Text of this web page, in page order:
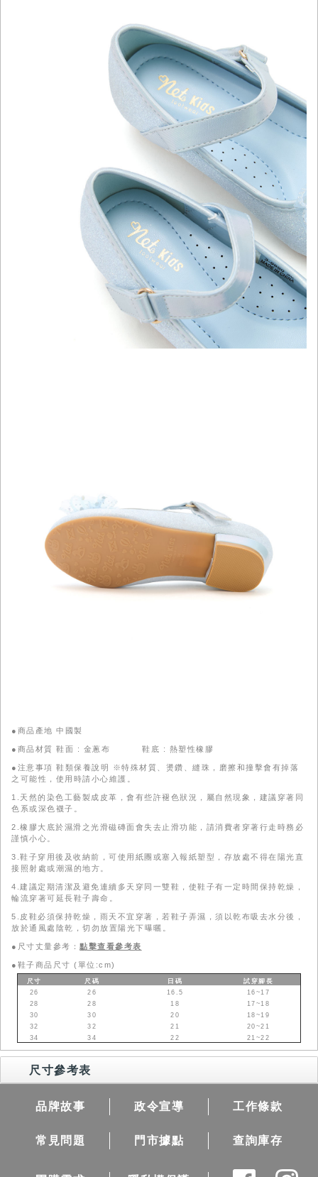
●商品產地 中國製
●商品材質 鞋面 : 金蔥布 鞋底 : 熱塑性橡膠
●注意事項 鞋類保養說明 ※特殊材質、燙鑽、縫珠，磨擦和撞擊會有掉落
之可能性，使用時請小心維護。
1.天然的染色工藝製成皮革，會有些許褪色狀況，屬自然現象，建議穿著同
色系或深色襪子。
2.橡膠大底於濕滑之光滑磁磚面會失去止滑功能，請消費者穿著行走時務必
謹慎小心。
3.鞋子穿用後及收納前，可使用紙團或塞入報紙塑型，存放處不得在陽光直
接照射處或潮濕的地方。
4.建議定期清潔及避免連續多天穿同一雙鞋，使鞋子有一定時間保持乾燥，
輪流穿著可延長鞋子壽命。
5.皮鞋必須保持乾燥，雨天不宜穿著，若鞋子弄濕，須以乾布吸去水分後，
放於通風處陰乾，切勿放置陽光下曝曬。
●尺寸丈量參考： 點擊查看參考表
● 鞋子商品尺寸 (單位:cm)
尺寸 尺碼 日碼
試穿腳長
26
26 16.5
16~17
28
28 18
17~18
30
30 20
18~19
32
32 21
20~21
34
34 22 21~22
尺寸參考表
品牌故事 政令宣導 工作條款
常見問題 門市據點 查詢庫存